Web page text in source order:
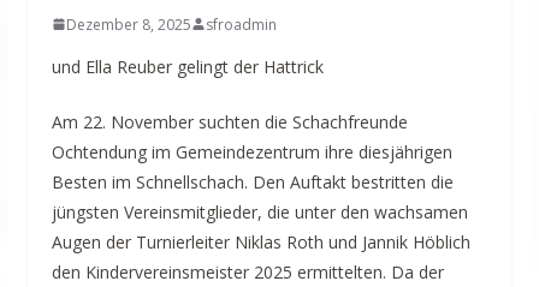
Dezember 8, 2025 sfroadmin
und Ella Reuber gelingt der Hattrick
Am 22. November suchten die Schachfreunde
Ochtendung im Gemeindezentrum ihre diesjährigen
Besten im Schnellschach. Den Auftakt bestritten die
jüngsten Vereinsmitglieder, die unter den wachsamen
Augen der Turnierleiter Niklas Roth und Jannik Höblich
den Kindervereinsmeister 2025 ermittelten. Da der